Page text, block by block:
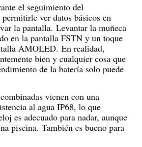
el seguimiento del
ver datos básicos en
la pantalla. Levantar la muñeca
en la pantalla FSTN y un toque
AMOLED. En realidad,
bien y cualquier cosa que
de la batería solo puede
vienen con una
al agua IP68, lo que
es adecuado para nadar, aunque
piscina. También es bueno para